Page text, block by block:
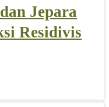
Jepara
Residivis